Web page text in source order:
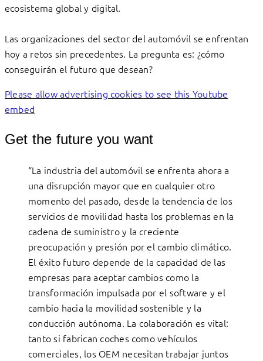
ecosistema global y digital.
Las organizaciones del sector del automóvil se enfrentan
hoy a retos sin precedentes. La pregunta es: ¿cómo
conseguirán el futuro que desean?
Please allow advertising cookies to see this Youtube
embed
Get the future you want
“La industria del automóvil se enfrenta ahora a
una disrupción mayor que en cualquier otro
momento del pasado, desde la tendencia de los
servicios de movilidad hasta los problemas en la
cadena de suministro y la creciente
preocupación y presión por el cambio climático.
El éxito futuro depende de la capacidad de las
empresas para aceptar cambios como la
transformación impulsada por el software y el
cambio hacia la movilidad sostenible y la
conducción autónoma. La colaboración es vital:
tanto si fabrican coches como vehículos
comerciales, los OEM necesitan trabajar juntos